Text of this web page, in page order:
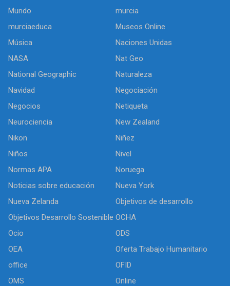
Mundo
murcia
murciaeduca
Museos Online
Música
Naciones Unidas
NASA
Nat Geo
National Geographic
Naturaleza
Navidad
Negociación
Negocios
Netiqueta
Neurociencia
New Zealand
Nikon
Niñez
Niños
Nivel
Normas APA
Noruega
Noticias sobre educación
Nueva York
Nueva Zelanda
Objetivos de desarrollo
Objetivos Desarrollo Sostenible OCHA
Ocio
ODS
OEA
Oferta Trabajo Humanitario
office
OFID
OMS
Online